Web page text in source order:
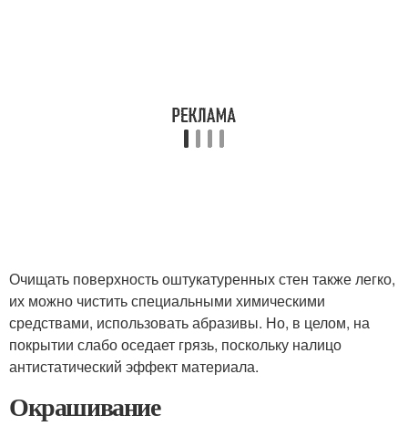
Очищать поверхность оштукатуренных стен также легко,
их можно чистить специальными химическими
средствами, использовать абразивы. Но, в целом, на
покрытии слабо оседает грязь, поскольку налицо
антистатический эффект материала.
Окрашивание